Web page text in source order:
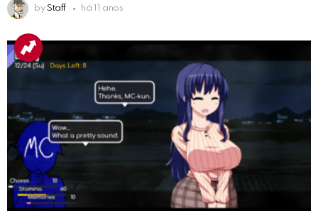
by Staff há 11 anos